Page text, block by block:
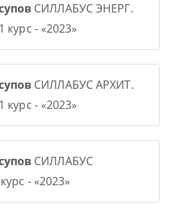
СИЛЛАБУС ЭНЕРГ.
- «2023»
СИЛЛАБУС АРХИТ.
- «2023»
СИЛЛАБУС
- «2023»